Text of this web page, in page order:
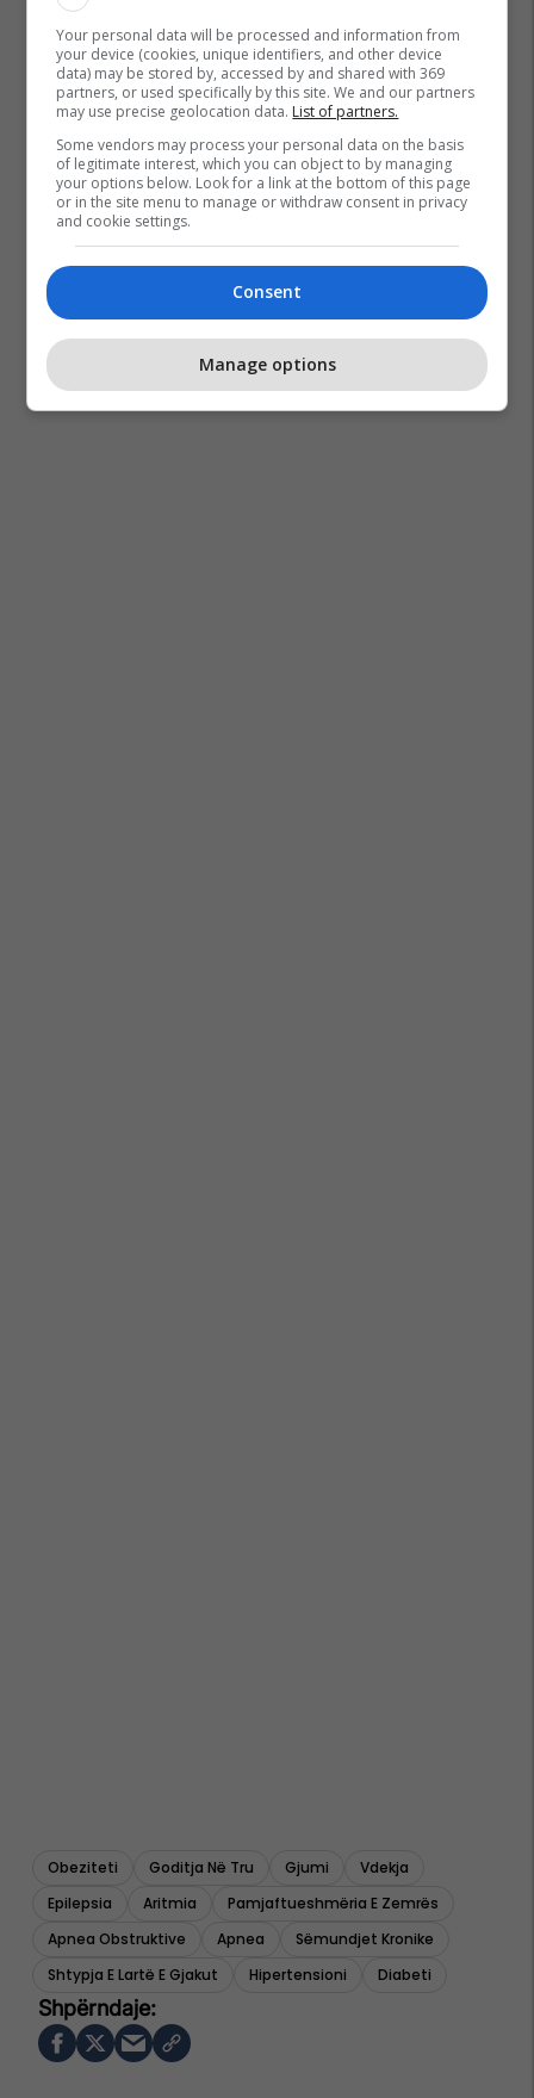
Obeziteti Goditja Në Tru Gjumi
Vdekja
Epilepsia
Aritmia
Pamjaftueshmëria E Zemrës
Apnea Obstruktive
Apnea
Sëmundjet Kronike
Shtypja E Lartë E Gjakut
Hipertensioni Diabeti
Your personal data will be processed and information from
your device (cookies, unique identifiers, and other device
data) may be stored by, accessed by and shared with 369
partners, or used specifically by this site. We and our partners
may use precise geolocation data. List of partners.
Some vendors may process your personal data on the basis
of legitimate interest, which you can object to by managing
your options below. Look for a link at the bottom of this page
or in the site menu to manage or withdraw consent in privacy
and cookie settings.
Consent
Manage options